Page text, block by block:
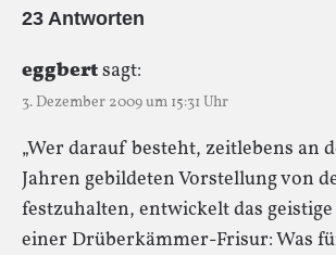
23 Antworten
eggbertsagt:
3. Dezember 2009 um 15:31 Uhr
„Wer darauf besteht, zeitlebens an
Jahren gebildeten Vorstellung von
festzuhalten, entwickelt das
einer Drüberkämmer-Frisur: Was